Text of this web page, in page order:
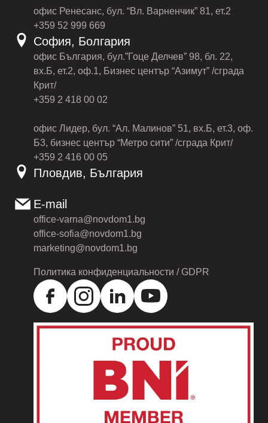
офис Ренесанс, бул. “Вл. Варненчик” 81, ет.2
+359 52 999 669
София, Болгария
офис България, бул.”Гоце Делчев” 98, бл. 22,
вх.Б, ет.2, оф.1, Бизнес център “Азимут” /сграда
Крит/
+359 2 418 00 02
офис Лидер, бул. “Ал. Малинов” 51, вх.Б, ет.3, оф.
Б3, бизнес център “Метро сити” /сграда Крит/
+359 2 416 00 05
Пловдив, България
E-mail
office-varna@novdom1.bg
office-sofia@novdom1.bg
marketing@novdom1.bg
Политика конфиденциальности / GDPR